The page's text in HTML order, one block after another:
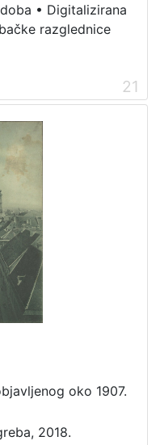
• Digitalizirana
razglednice
21
oko 1907.
2018.